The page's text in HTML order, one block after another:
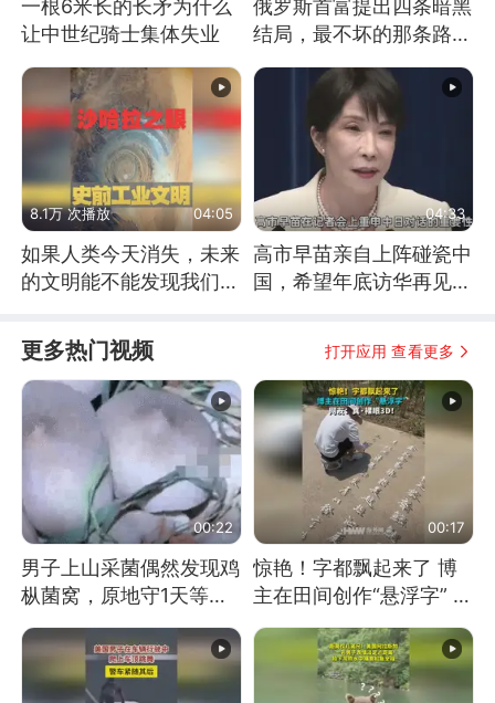
一根6米长的长矛为什么
让中世纪骑士集体失业
俄罗斯首富提出四条暗黑
结局，最不坏的那条路是
8.1万 次播放 04:05
如果人类今天消失，未来
的文明能不能发现我们存
04:33
高市早苗亲自上阵碰瓷中
国，希望年底访华再见中
更多热门视频 打开应用 查看更多
00:22
男子上山采菌偶然发现鸡
枞菌窝，原地守1天等它
长大：挖了140多朵
00:17
惊艳！字都飘起来了 博
主在田间创作“悬浮字” 网
友：真·裸眼3D！